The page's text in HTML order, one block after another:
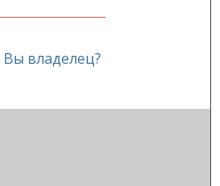
Вы владелец?